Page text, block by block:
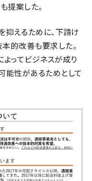
提案した。
抑えるために、下請け
的改善も要求した。
ってビジネスが成り
能性があるためとして